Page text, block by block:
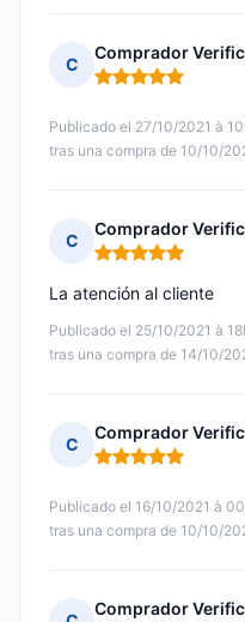
C
Comprador
Nota: 5 de 5
Publicado el 27/10/2021 à
tras una compra de 10/10/
C
Comprador
Nota: 5 de 5
Publicado el 25/10/2021 à
tras una compra de 14/10/
La atención al cliente
C
Comprador
Nota: 5 de 5
Publicado el 16/10/2021 à
tras una compra de 10/10/
Comprador